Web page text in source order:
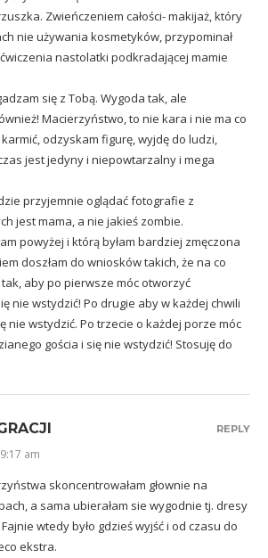
Zwieńczeniem całości- makijaż, który
nie używania kosmetyków, przypominał
nastolatki podkradającej mamie
się z Tobą. Wygoda tak, ale
Macierzyństwo, to nie kara i nie ma co
odzyskam figurę, wyjdę do ludzi,
jest jedyny i niepowtarzalny i mega
przyjemnie oglądać fotografie z
jest mama, a nie jakieś zombie.
powyżej i którą byłam bardziej zmęczona
doszłam do wniosków takich, że na co
aby po pierwsze móc otworzyć
nie wstydzić! Po drugie aby w każdej chwili
nie wstydzić. Po trzecie o każdej porze móc
gościa i się nie wstydzić! Stosuję do
am
skoncentrowałam głownie na
a sama ubierałam sie wygodnie tj. dresy
wtedy było gdzieś wyjść i od czasu do
ekstra.
REPLY